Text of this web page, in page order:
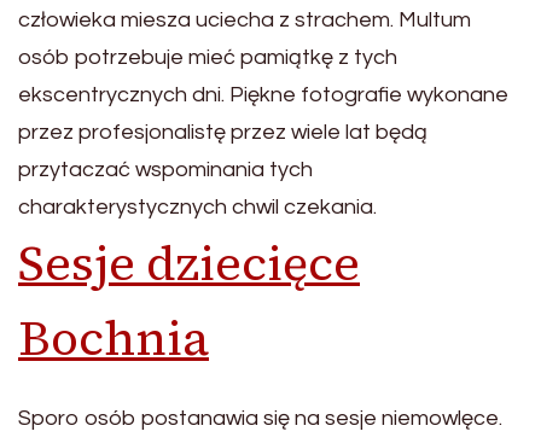
człowieka miesza uciecha z strachem. Multum
osób potrzebuje mieć pamiątkę z tych
ekscentrycznych dni. Piękne fotografie wykonane
przez profesjonalistę przez wiele lat będą
przytaczać wspominania tych
charakterystycznych chwil czekania.
Sesje dziecięce
Bochnia
Sporo osób postanawia się na sesje niemowlęce.